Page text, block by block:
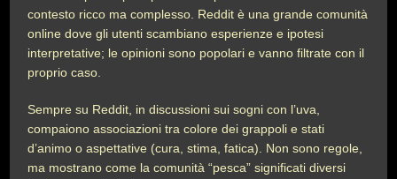
contesto ricco ma complesso. Reddit è una grande comunità
online dove gli utenti scambiano esperienze e ipotesi
interpretative; le opinioni sono popolari e vanno filtrate con il
proprio caso.
Sempre su Reddit, in discussioni sui sogni con l’uva,
compaiono associazioni tra colore dei grappoli e stati
d’animo o aspettative (cura, stima, fatica). Non sono regole,
ma mostrano come la comunità “pesca” significati diversi